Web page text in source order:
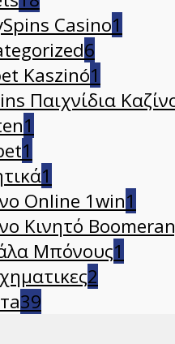
Casino1
6
Kaszinó1
Παιχνίδια
1
1
1
Online 1win1
Κινητό
Μπόνους1
2
39